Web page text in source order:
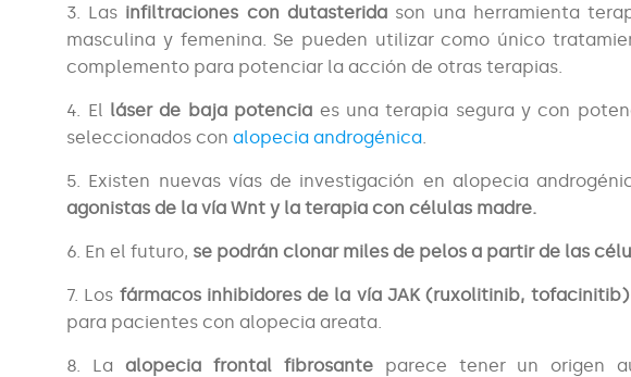
3. Las infiltraciones con dutasteridason una herramienta
masculina y femenina. Se pueden utilizar como único
complemento para potenciar la acción de otras terapias.
4. El láser de baja potencia es una terapia segura y con
seleccionados conalopecia androgénica.
5. Existen nuevas vías de investigación en alopecia
agonistas de la vía Wnt y la terapia con células madre.
6. En el futuro, se podrán clonar miles de pelos a partir de las
7. Los fármacos inhibidores de la vía JAK (ruxolitinib, tofacinitib)
para pacientes con alopecia areata.
8. La alopecia frontal fibrosanteparece tener un origen